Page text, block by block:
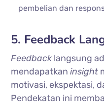
pembelian dan
5. Feedback
Feedback langsung
mendapatkaninsight
motivasi, ekspektasi,
Pendekatan ini